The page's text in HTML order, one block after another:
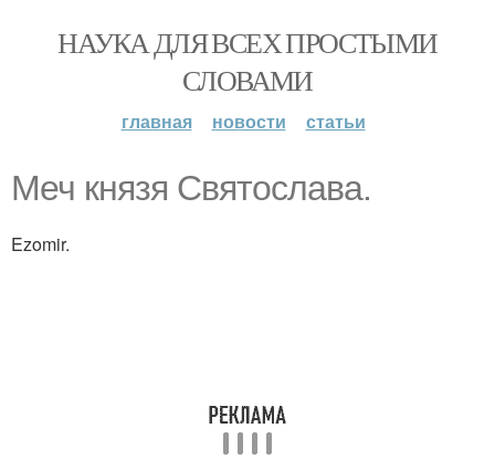
НАУКА ДЛЯ ВСЕХ ПРОСТЫМИ
СЛОВАМИ
главная новости статьи
Меч князя Святослава.
Ezomir.